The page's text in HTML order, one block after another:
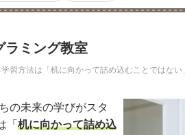
ラミング教室
方法は「机に向かって詰め込むことではな
の未来の学びがスタ
「 机に向かって詰め込